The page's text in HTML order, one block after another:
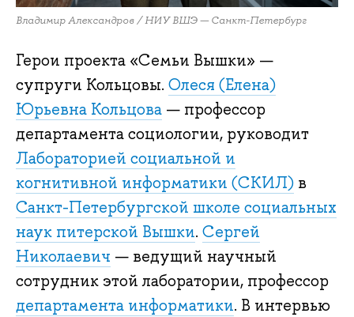
Владимир Александров / НИУ ВШЭ — Санкт-Петербург
Герои проекта «Семьи Вышки» —
супруги Кольцовы. Олеся (Елена)
Юрьевна Кольцова — профессор
департамента социологии, руководит
Лабораторией социальной и
когнитивной информатики (СКИЛ) в
Санкт-Петербургской школе социальных
наук питерской Вышки. Сергей
Николаевич — ведущий научный
сотрудник этой лаборатории, профессор
департамента информатики. В интервью